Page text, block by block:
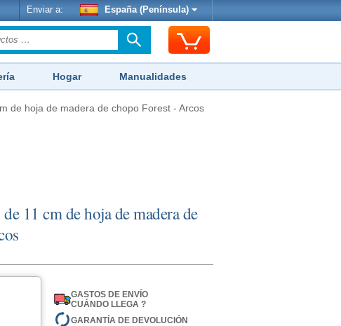
Enviar a: España (Península)
Hogar Manualidades
de hoja de madera de chopo Forest - Arcos
11 cm de hoja de madera de
GASTOS DE ENVÍO
CUÁNDO LLEGA ?
GARANTÍA DE DEVOLUCIÓN